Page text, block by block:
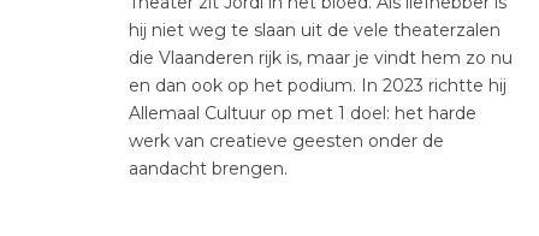
hij niet weg te slaan uit de vele theaterzalen
die Vlaanderen rijk is, maar je vindt hem zo nu
en dan ook op het podium. In 2023 richtte hij
Allemaal Cultuur op met 1 doel: het harde
werk van creatieve geesten onder de
aandacht brengen.